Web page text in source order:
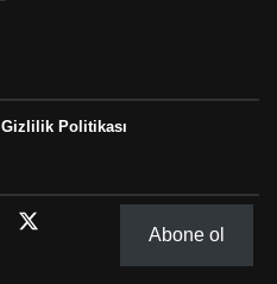
Gizlilik Politikası
Abone ol